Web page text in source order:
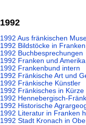
1992
1992 Aus fränkischen
1992 Bildstöcke in Franken
1992 Buchbesprechungen
1992 Franken und Amerika
1992 Frankenbund intern
1992 Fränkische Art und
1992 Fränkische Künstler
1992 Fränkisches in Kürze
1992 Hennebergisch-
1992 Historische
1992 Literatur in Franken
1992 Stadt Kronach in